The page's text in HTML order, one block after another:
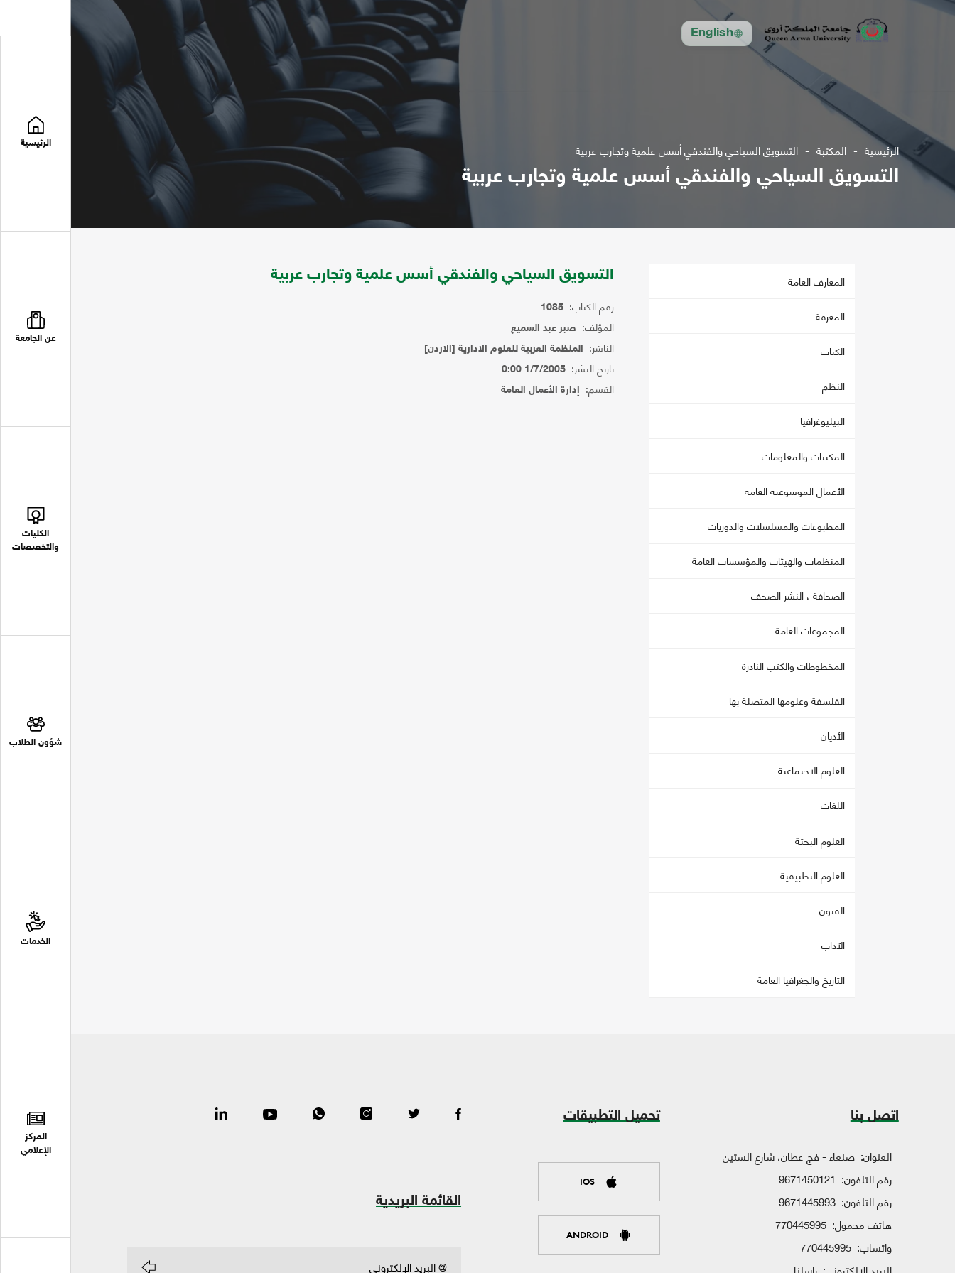
English
الرئيسية
عن الجامعة
الكليات
والتخصصات
شؤون الطلاب
الخدمات
المركز
الإعلامي
الرئيسية المكتبة التسويق السياحي والفندقي أسس علمية وتجارب عربية
التسويق السياحي والفندقي أسس علمية وتجارب عربية
المعارف العامة
المعرفة
الكتاب
النظم
البيليوغرافيا
المكتبات والمعلومات
الأعمال الموسوعية العامة
المطبوعات والمسلسلات والدوريات
المنظمات والهيئات والمؤسسات العامة
الصحافة ، النشر الصحف
المجموعات العامة
المخطوطات والكتب النادرة
الفلسفة وعلومها المتصلة بها
الأديان
العلوم الاجتماعية
اللغات
العلوم البحثة
العلوم التطبيقية
الفنون
الآداب
التاريخ والجغرافيا العامة
التسويق السياحي والفندقي أسس علمية وتجارب عربية
رقم الكتاب: 1085
المؤلف: صبر عبد السميع
الناشر: المنظمة العربية للعلوم الادارية [الاردن]
تاريخ النشر: 1/7/2005 0:00
القسم: إدارة الأعمال العامة
اتصل بنا
العنوان: صنعاء - فج عطان، شارع الستين
رقم التلفون: 9671450121
رقم التلفون: 9671445993
هاتف محمول: 770445995
واتساب: 770445995
تحميل التطبيقات
IOS
ANDROID
القائمة البريدية